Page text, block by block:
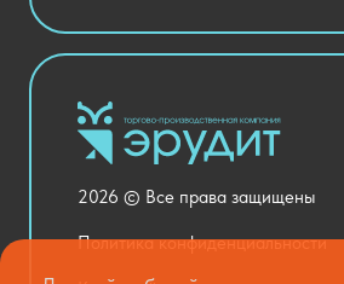
Столовая и пищеблок
Оснащение кабинетов
Медицинский кабинет
Национальные проекты
2026 © Все права защищены
Политика конфиденциальности